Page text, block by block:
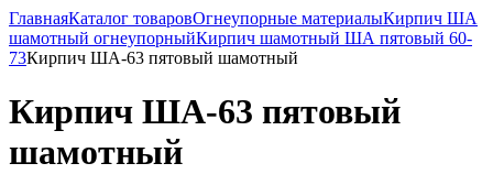
ГлавнаяКаталог товаровОгнеупорные материалыКирпич ША
шамотный огнеупорныйКирпич шамотный ША пятовый 60-
73Кирпич ША-63 пятовый шамотный
Кирпич ША-63 пятовый
шамотный